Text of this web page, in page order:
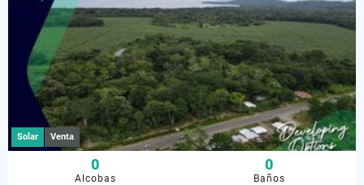
Solar Venta
0
Alcobas
0
Baños